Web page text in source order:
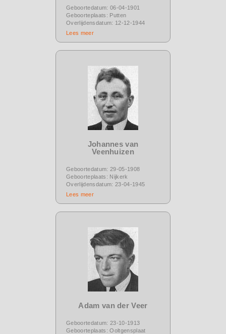
Geboortedatum: 06-04-1901
Geboorteplaats: Putten
Overlijdensdatum: 12-12-1944
Lees meer
Johannes van
Veenhuizen
Geboortedatum: 29-05-1908
Geboorteplaats: Nijkerk
Overlijdensdatum: 23-04-1945
Lees meer
Adam van der Veer
Geboortedatum: 23-10-1913
Geboorteplaats: Ooltgensplaat